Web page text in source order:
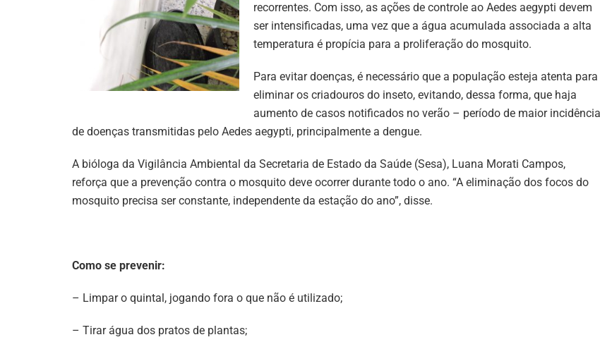
recorrentes. Com isso, as ações de controle ao Aedes aegypti devem
ser intensificadas, uma vez que a água acumulada associada a alta
temperatura é propícia para a proliferação do mosquito.
Para evitar doenças, é necessário que a população esteja atenta para
eliminar os criadouros do inseto, evitando, dessa forma, que haja
aumento de casos notificados no verão – período de maior incidência
de doenças transmitidas pelo Aedes aegypti, principalmente a dengue.
A bióloga da Vigilância Ambiental da Secretaria de Estado da Saúde (Sesa), Luana Morati Campos,
reforça que a prevenção contra o mosquito deve ocorrer durante todo o ano. “A eliminação dos focos do
mosquito precisa ser constante, independente da estação do ano”, disse.
Como se prevenir:
– Limpar o quintal, jogando fora o que não é utilizado;
– Tirar água dos pratos de plantas;